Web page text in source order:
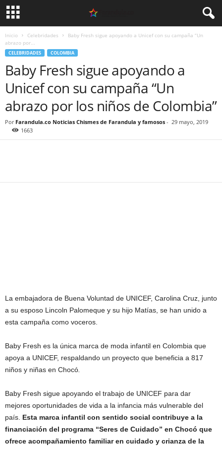
Inicio Celebridades
Baby Fresh sigue apoyando a Unicef con su campaña “Un
abrazo por...
CELEBRIDADES COLOMBIA
Baby Fresh sigue apoyando a
Unicef con su campaña “Un
abrazo por los niños de Colombia”
Por Farandula.co Noticias Chismes de Farandula y famosos - 29 mayo, 2019
1663
La embajadora de Buena Voluntad de UNICEF, Carolina Cruz, junto
a su esposo Lincoln Palomeque y su hijo Matías, se han unido a
esta campaña como voceros.
Baby Fresh es la única marca de moda infantil en Colombia que
apoya a UNICEF, respaldando un proyecto que beneficia a 817
niños y niñas en Chocó
Baby Fresh sigue apoyando el trabajo de UNICEF para dar
mejores oportunidades de vida a la infancia más vulnerable del
país. Esta marca infantil con sentido social contribuye a la
financiación del programa “Seres de Cuidado” en Chocó que
ofrece acompañamiento familiar en cuidado y crianza de la